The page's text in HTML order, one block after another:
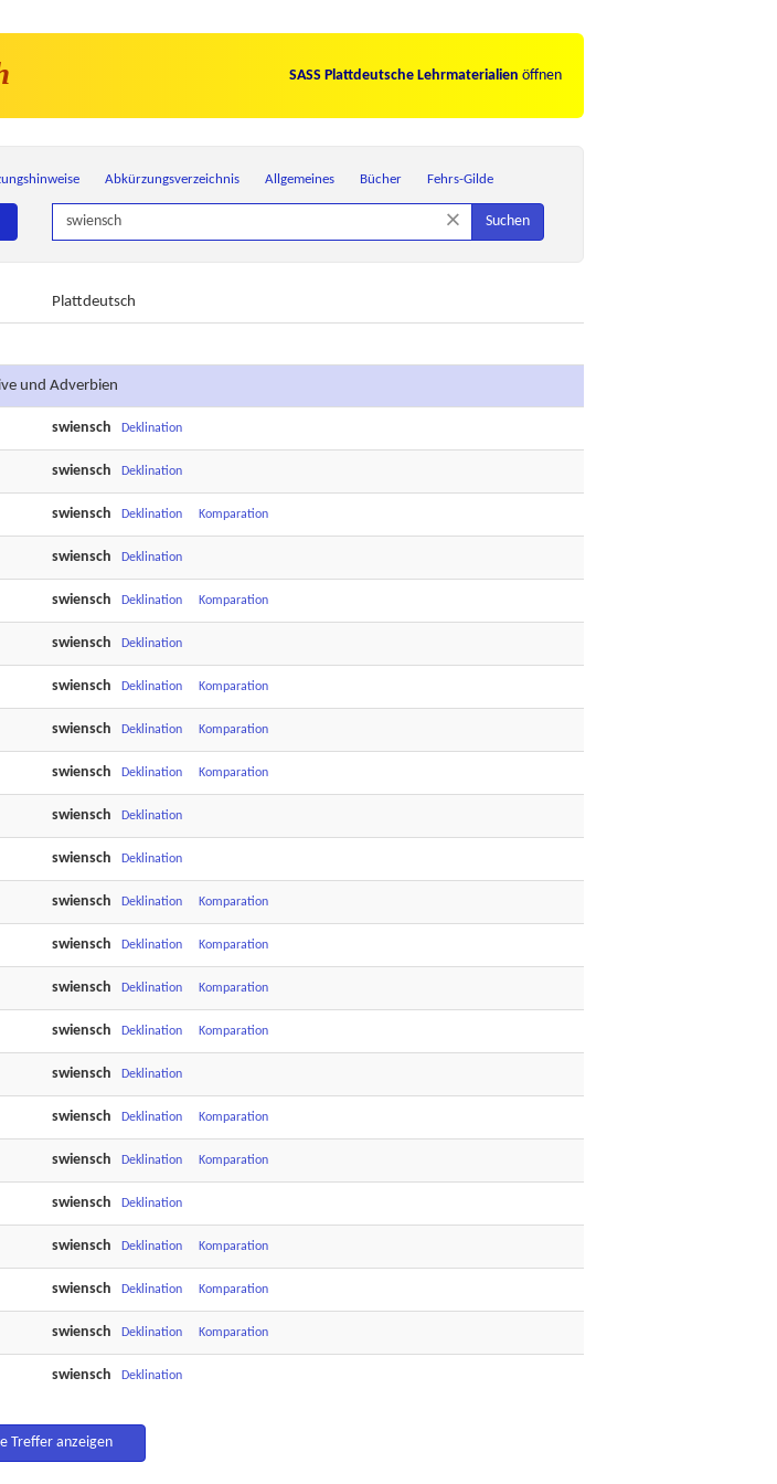
SASS Plattdeutsche Lehrmaterialien öffnen
Abkürzungsverzeichnis Allgemeines Bücher Fehrs-Gilde
× Suchen
Plattdeutsch
und Adverbien
swiensch Deklination
swiensch Deklination
swiensch Deklination Komparation
swiensch Deklination
swiensch Deklination Komparation
swiensch Deklination
swiensch Deklination Komparation
swiensch Deklination Komparation
swiensch Deklination Komparation
swiensch Deklination
swiensch Deklination
swiensch Deklination Komparation
swiensch Deklination Komparation
swiensch Deklination Komparation
swiensch Deklination Komparation
swiensch Deklination
swiensch Deklination Komparation
swiensch Deklination Komparation
swiensch Deklination
swiensch Deklination Komparation
swiensch Deklination Komparation
swiensch Deklination Komparation
swiensch Deklination
Treffer anzeigen